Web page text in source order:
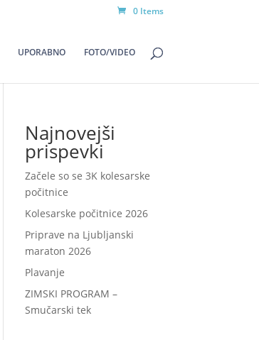
0 Items
UPORABNO FOTO/VIDEO
Najnovejši
prispevki
Začele so se 3K kolesarske
počitnice
Kolesarske počitnice 2026
Priprave na Ljubljanski
maraton 2026
Plavanje
ZIMSKI PROGRAM –
Smučarski tek